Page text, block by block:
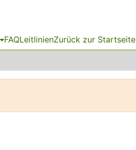
FAQLeitlinienZurück zur Startseite